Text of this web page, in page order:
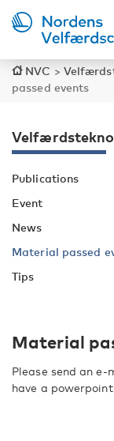
NVC >
passed events
Publications
Event
News
Material passed
Tips
Material
Please send an e-
have a